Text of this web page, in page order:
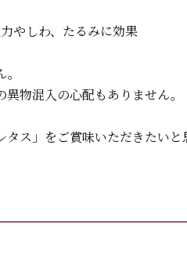
やしわ、たるみに効果
物混入の心配もありません。
ス」をご賞味いただきたいと